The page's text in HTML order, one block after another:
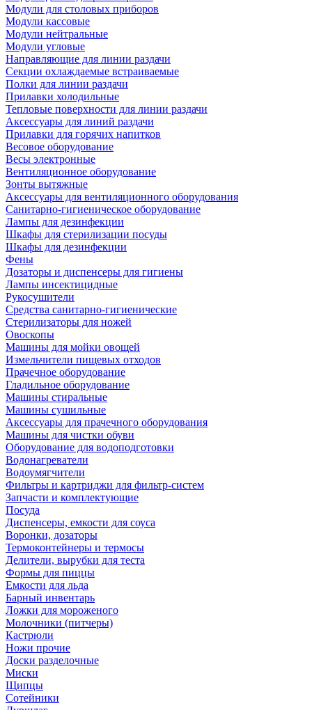
Модули для столовых приборов
Модули кассовые
Модули нейтральные
Модули угловые
Направляющие для линии раздачи
Секции охлаждаемые встраиваемые
Полки для линии раздачи
Прилавки холодильные
Тепловые поверхности для линии раздачи
Аксессуары для линий раздачи
Прилавки для горячих напитков
Весовое оборудование
Весы электронные
Вентиляционное оборудование
Зонты вытяжные
Аксессуары для вентиляционного оборудования
Санитарно-гигиеническое оборудование
Лампы для дезинфекции
Шкафы для стерилизации посуды
Шкафы для дезинфекции
Фены
Дозаторы и диспенсеры для гигиены
Лампы инсектицидные
Рукосушители
Средства санитарно-гигиенические
Стерилизаторы для ножей
Овоскопы
Машины для мойки овощей
Измельчители пищевых отходов
Прачечное оборудование
Гладильное оборудование
Машины стиральные
Машины сушильные
Аксессуары для прачечного оборудования
Машины для чистки обуви
Оборудование для водоподготовки
Водонагреватели
Водоумягчители
Фильтры и картриджи для фильтр-систем
Запчасти и комплектующие
Посуда
Диспенсеры, емкости для соуса
Воронки, дозаторы
Термоконтейнеры и термосы
Делители, вырубки для теста
Формы для пиццы
Емкости для льда
Барный инвентарь
Ложки для мороженого
Молочники (питчеры)
Кастрюли
Ножи прочие
Доски разделочные
Миски
Щипцы
Сотейники